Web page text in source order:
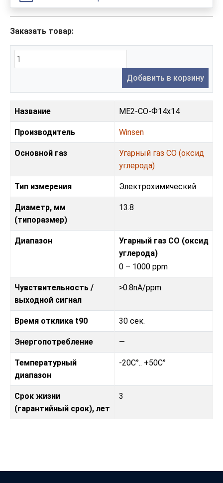
Заказать товар:
Добавить в корзину
Название ME2-CO-Ф14x14
Производитель Winsen
Основной газ
Угарный газ CO (оксид
углерода)
Тип измерения Электрохимический
Диаметр, мм
(типоразмер)
13.8
Диапазон
Угарный газ CO (оксид
углерода)
0 – 1000 ppm
Чувствительность /
выходной сигнал
>0.8nA/ppm
Время отклика t90 30 сек.
Энергопотребление —
Температурный
диапазон
-20C°.. +50C°
Срок жизни
(гарантийный срок), лет
3